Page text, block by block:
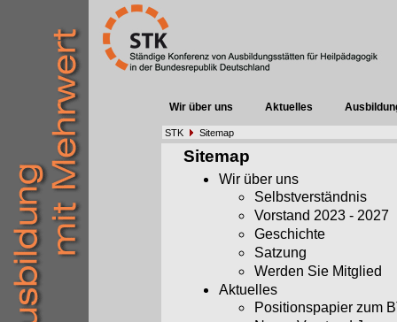
Wir über uns Aktuelles
STK Sitemap
Sitemap
Wir über uns
Selbstverständnis
Vorstand 2023 - 2027
Geschichte
Satzung
Werden Sie Mitglied
Aktuelles
Positionspapier zum